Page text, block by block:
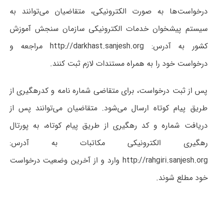
درخواست‌ها به صورت الکترونیکی، متقاضیان می‌توانند به
سیستم پیشخوان خدمات الکترونیکی سازمان سنجش آموزش
کشور به آدرس: http://darkhast.sanjesh.org مراجعه و
درخواست خود را به همراه مستندات لازم ثبت کنند.
پس از ثبت درخواست، برای متقاضی شماره نامه و کدرهگیری از
طریق پیام کوتاه ارسال می‌شود. متقاضیان می‌توانند پس از
دریافت شماره و کد رهگیری از طریق پیام کوتاه، به پورتال
رهگیری الکترونیکی مکاتبات به آدرس:
http://rahgiri.sanjesh.org وارد و از آخرین وضعیت درخواست
خود مطلع شوند.